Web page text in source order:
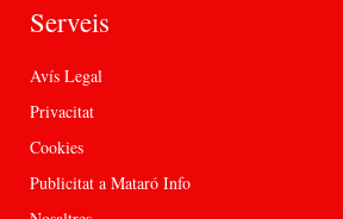
Serveis
Avís Legal
Privacitat
Cookies
Publicitat a Mataró Info